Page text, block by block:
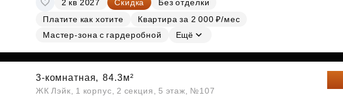
Субсидии
2 кв 2027 Скидка
Без отделки
Платите как хотите
Квартира за 2 000 ₽/мес
Мастер-зона с гардеробной
Ещё
3-комнатная, 84.3м²
ЖК Лэйк, 1 корпус, 2 секция, 5 этаж, №107